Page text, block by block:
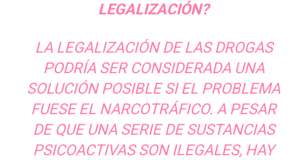
LEGALIZACIÓN?
LA LEGALIZACIÓN DE LAS DROGAS
PODRÍA SER CONSIDERADA UNA
SOLUCIÓN POSIBLE SI EL PROBLEMA
FUESE EL NARCOTRÁFICO. A PESAR
DE QUE UNA SERIE DE SUSTANCIAS
PSICOACTIVAS SON ILEGALES, HAY